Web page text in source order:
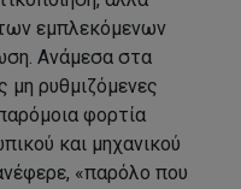
εμπλεκόμενων
Ανάμεσα στα
ρυθμιζόμενες
φορτία
και μηχανικού
«παρόλο που